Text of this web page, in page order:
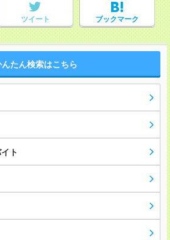
ツイート ブックマーク
んたん検索はこちら
ト